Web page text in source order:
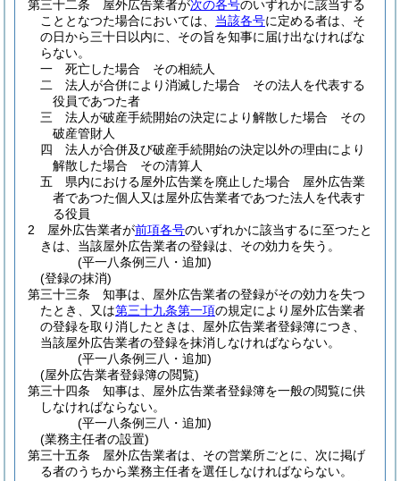
第三十二条
屋外広告業者が次の各号のいずれかに該当する
こととなつた場合においては、 当該各号に定める者は、そ
の日から三十日以内に、その旨を知事に届け出なければな
らない。
一
死亡した場合 その相続人
二
法人が合併により消滅した場合 その法人を代表する
役員であつた者
三
法人が破産手続開始の決定により解散した場合 その
破産管財人
四
法人が合併及び破産手続開始の決定以外の理由により
解散した場合 その清算人
五
県内における屋外広告業を廃止した場合 屋外広告業
者であつた個人又は屋外広告業者であつた法人を代表す
る役員
2
屋外広告業者が前項各号のいずれかに該当するに至つたと
きは、当該屋外広告業者の登録は、その効力を失う。
(平一八条例三八・追加)
(登録の抹消)
第三十三条
知事は、屋外広告業者の登録がその効力を失つ
たとき、又は第三十九条第一項の規定により屋外広告業者
の登録を取り消したときは、屋外広告業者登録簿につき、
当該屋外広告業者の登録を抹消しなければならない。
(平一八条例三八・追加)
(屋外広告業者登録簿の閲覧)
第三十四条
知事は、屋外広告業者登録簿を一般の閲覧に供
しなければならない。
(平一八条例三八・追加)
(業務主任者の設置)
第三十五条
屋外広告業者は、その営業所ごとに、次に掲げ
る者のうちから業務主任者を選任しなければならない。